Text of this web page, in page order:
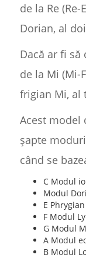
de la Re (Re-
Dorian, al
Dacă ar fi să
de la Mi (Mi-
frigian Mi, al
Acest model
șapte
când se
C Modul
Modul
E
F Modul
G Modul
A Modul
B Modul